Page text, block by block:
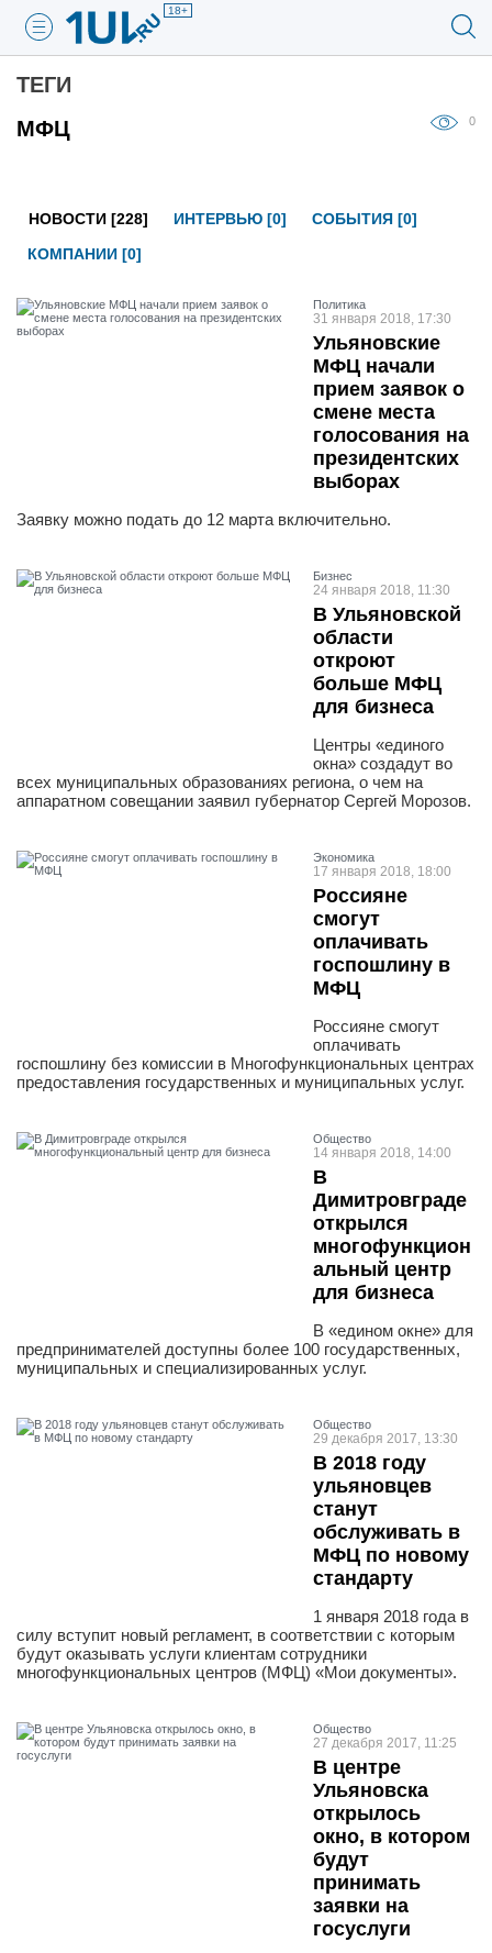
18+
ТЕГИ
МФЦ
0
НОВОСТИ [228] ИНТЕРВЬЮ [0]
СОБЫТИЯ [0]
КОМПАНИИ [0]
Политика
31 января 2018, 17:30
Ульяновские
МФЦ начали
прием заявок о
смене места
голосования на
президентских
выборах
Заявку можно подать до 12 марта включительно.
Бизнес
24 января 2018, 11:30
В Ульяновской
области
откроют
больше МФЦ
для бизнеса
Центры «единого
окна» создадут во
всех муниципальных образованиях региона, о чем на
аппаратном совещании заявил губернатор Сергей Морозов.
Экономика
17 января 2018, 18:00
Россияне
смогут
оплачивать
госпошлину в
МФЦ
Россияне смогут
оплачивать
госпошлину без комиссии в Многофункциональных центрах
предоставления государственных и муниципальных услуг.
Общество
14 января 2018, 14:00
В
Димитровграде
открылся
многофункцион
альный центр
для бизнеса
В «едином окне» для
предпринимателей доступны более 100 государственных,
муниципальных и специализированных услуг.
Общество
29 декабря 2017, 13:30
В 2018 году
ульяновцев
станут
обслуживать в
МФЦ по новому
стандарту
1 января 2018 года в
силу вступит новый регламент, в соответствии с которым
будут оказывать услуги клиентам сотрудники
многофункциональных центров (МФЦ) «Мои документы».
Общество
27 декабря 2017, 11:25
В центре
Ульяновска
открылось
окно, в котором
будут
принимать
заявки на
госуслуги